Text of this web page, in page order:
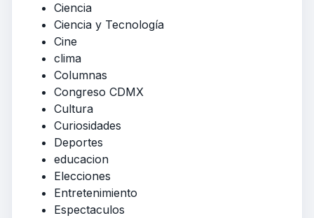
Ciencia
Ciencia y Tecnología
Cine
clima
Columnas
Congreso CDMX
Cultura
Curiosidades
Deportes
educacion
Elecciones
Entretenimiento
Espectaculos